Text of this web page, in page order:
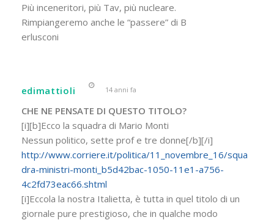
Più inceneritori, più Tav, più nucleare.
Rimpiangeremo anche le “passere” di B
erlusconi
edimattioli 14 anni fa
CHE NE PENSATE DI QUESTO TITOLO?
[i][b]Ecco la squadra di Mario Monti
Nessun politico, sette prof e tre donne[/b][/i]
http://www.corriere.it/politica/11_novembre_16/squa
dra-ministri-monti_b5d42bac-1050-11e1-a756-
4c2fd73eac66.shtml
[i]Eccola la nostra Italietta, è tutta in quel titolo di un
giornale pure prestigioso, che in qualche modo